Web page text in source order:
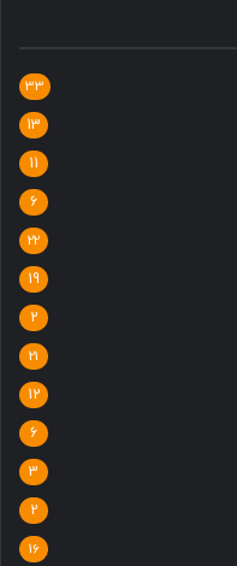
33
13
11
6
22
19
2
21
12
6
3
2
16